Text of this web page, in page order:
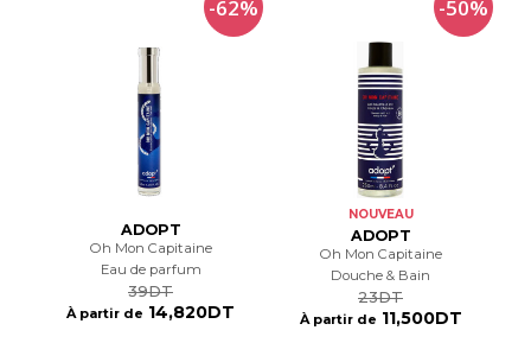
-62%
ADOPT
Oh Mon Capitaine
Eau de parfum
39DT
À partir de 14,820DT
-50%
NOUVEAU
ADOPT
Oh Mon Capitaine
Douche & Bain
23DT
À partir de 11,500DT